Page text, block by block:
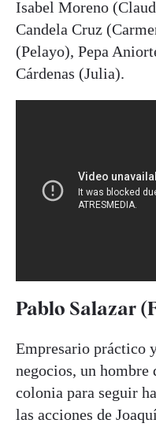
Isabel Moreno
Candela Cruz
(Pelayo), Pepa
Cárdenas (Julia).
Pablo Salazar
Empresario práctico
negocios, un hombre
colonia para seguir
las acciones de